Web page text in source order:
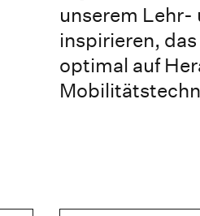
unserem Lehr-
inspirieren,
optimal auf